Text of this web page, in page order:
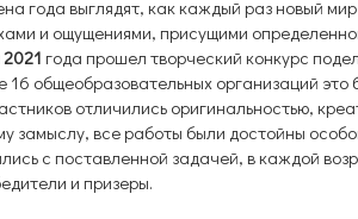
года выглядят, как каждый раз новый
и ощущениями, присущими
года прошел творческий конкурс
16 общеобразовательных организаций это
отличились оригинальностью,
замыслу, все работы были достойны
с поставленной задачей, в каждой
и призеры.